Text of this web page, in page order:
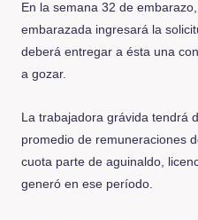
En la semana 32 de
embarazada ingresará la
deberá entregar a ésta una
a gozar.
La trabajadora grávida tendrá
promedio de remuneraciones
cuota parte de aguinaldo,
generó en ese período.